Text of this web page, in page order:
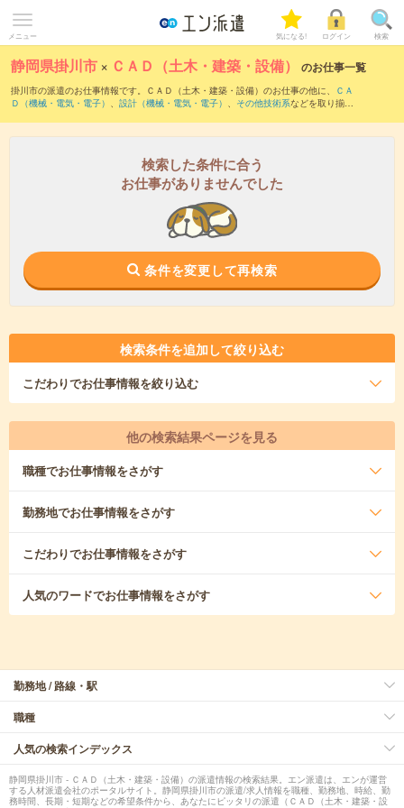
メニュー 気になる! ログイン 検索
静岡県掛川市 × ＣＡＤ（土木・建築・設備） のお仕事一覧
掛川市の派遣のお仕事情報です。ＣＡＤ（土木・建築・設備）のお仕事の他に、
ＣＡ
Ｄ（機械・電気・電子） 、 設計（機械・電気・電子） 、 その他技術系などを取り揃え
は？
検索した条件に合う
お仕事がありませんでした
条件を変更して再検索
検索条件を追加して絞り込む
こだわりでお仕事情報を絞り込む
他の検索結果ページを見る
職種でお仕事情報をさがす
勤務地でお仕事情報をさがす
こだわりでお仕事情報をさがす
人気のワードでお仕事情報をさがす
勤務地 / 路線・駅
職種
人気の検索インデックス
静岡県掛川市 - ＣＡＤ（土木・建築・設備）の派遣情報の検索結果。エン派遣は、エンが運営
する人材派遣会社のポータルサイト。静岡県掛川市の派遣/求人情報を職種、勤務地、時給、勤
務時間、長期・短期などの希望条件から、あなたにピッタリの派遣（ＣＡＤ（土木・建築・設